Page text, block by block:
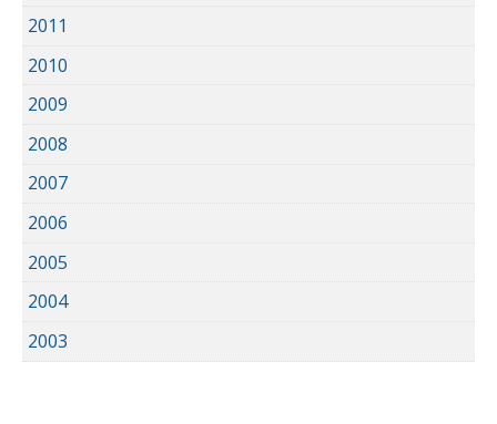
2011
2010
2009
2008
2007
2006
2005
2004
2003